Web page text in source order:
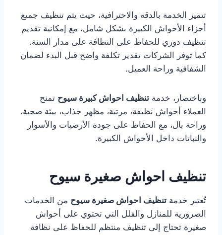
تتميز الخدمة بالدقة والاحترافية، حيث يتم تنظيف جميع
أجزاء الأحواش الكبيرة بشكل شامل، مع إمكانية تقديم
تنظيف دوري للحفاظ على النظافة على مدار السنة.
كما توفر الشركات تقدير تكلفة واضح قبل البدء لضمان
الشفافية وراحة العميل.
وباختصار، خدمة تنظيف احواش كبيرة سيوح تمنح
العملاء أحواش نظيفة، مرتبة، مظهر جذاب، بيئة صحية،
وراحة بال، مع الحفاظ على جودة الأرضيات والأسوار
والنباتات داخل الأحواش الكبيرة.
تنظيف احواش صغيرة سيوح
تُعتبر خدمة تنظيف احواش صغيرة سيوح من الخدمات
الضرورية للمنازل والفلل التي تحتوي على أحواش
صغيرة تحتاج إلى تنظيف منتظم للحفاظ على نظافة